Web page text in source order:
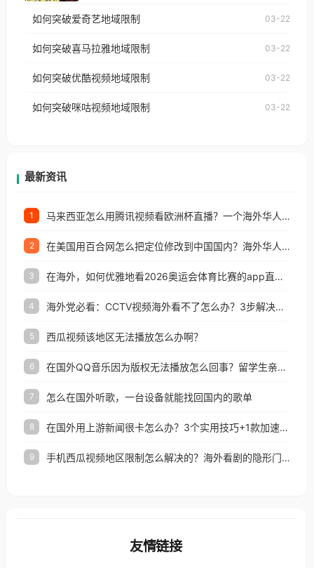
使用番茄回国加速器，即可解决「海外用户收听腾讯
台湾、美国、加拿大、澳大利亚、欧洲等国家和地区
权限制所困扰。
播放”的提示语。 海外用户如香港、澳门、台湾、美
国、加拿大、澳大利亚、欧洲等国家和地区时，网易
制问题，且仅能在中国大陆地区播放。 遇到这个问题
户收听网易云音乐地区版权限制」的问题，无论人在
如何突破爱奇艺地域限制 03-22
如何突破喜马拉雅地域限制 03-22
如何突破优酷视频地域限制 03-22
如何突破咪咕视频地域限制 03-22
最新资讯
1 马来西亚怎么用腾讯视频看欧洲杯直播？一个海外华人的真实困扰与破解
2 在美国用百合网怎么把定位修改到中国国内？海外华人必备的回国加速指南
3 在海外，如何优雅地看2026奥运会体育比赛的app直播？
4 海外党必看：CCTV视频海外看不了怎么办？3步解决地区限制+追剧自由
5 西瓜视频该地区无法播放怎么办啊？
6 在国外QQ音乐因为版权无法播放怎么回事？留学生亲测有效的解决办法
7 怎么在国外听歌，一台设备就能找回国内的歌单
8 在国外用上游新闻很卡怎么办？3个实用技巧+1款加速器解决海外看国内内容难题
9 手机西瓜视频地区限制怎么解决的？海外看剧的隐形门与钥匙
友情链接